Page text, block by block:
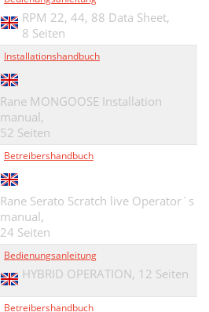
RPM 22, 44, 88 Data Sheet,
8 Seiten
Installationshandbuch
Rane MONGOOSE Installation
manual,
52 Seiten
Betreibershandbuch
Rane Serato Scratch live Operator`s
manual,
24 Seiten
Bedienungsanleitung
HYBRID OPERATION, 12 Seiten
Betreibershandbuch